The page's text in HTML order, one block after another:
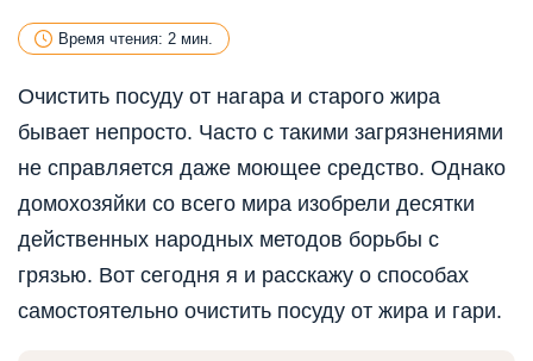
Время чтения: 2 мин.
Очистить посуду от нагара и старого жира
бывает непросто. Часто с такими загрязнениями
не справляется даже моющее средство. Однако
домохозяйки со всего мира изобрели десятки
действенных народных методов борьбы с
грязью. Вот сегодня я и расскажу о способах
самостоятельно очистить посуду от жира и гари.